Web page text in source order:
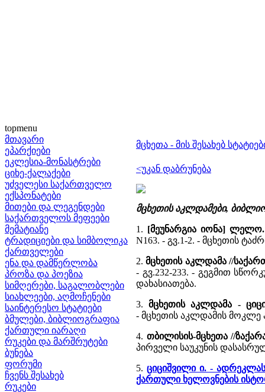
topmenu
მთავარი
ეპარქიები
ეკლესია-მონასტრები
ციხე-ქალაქები
უძველესი საქართველო
ექსპონატები
მითები და ლეგენდები
საქართველოს მეფეები
მემატიანე
ტრადიციები და სიმბოლიკა
ქართველები
ენა და დამწერლობა
პროზა და პოეზია
სიმღერები, საგალობლები
სიახლეები, აღმოჩენები
საინტერესო სტატიები
ბმულები, ბიბლიოგრაფია
ქართული იარაღი
რუკები და მარშრუტები
ბუნება
ფორუმი
ჩვენს შესახებ
რუკები
მცხეთა - მის შესახებ
<უკან დაბრუნება
მცხეთის აკლდამები,
1. [მეუნარგია იონა]
N163. - გვ.1-2. - მცხეთის
2.მცხეთის აკლდამა //
- გვ.232-233. - გეგმით
დახასიათება.
3. მცხეთის აკლდამა -
- მცხეთის აკლდამის
4. თბილისის-მცხეთა //
პირველი საუკუნის
5. ციციშვილი ი. -
ქართული ხელოვნების